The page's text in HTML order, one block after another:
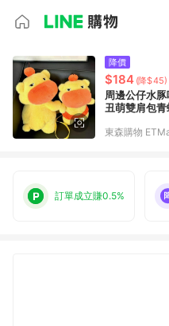
降價
$184 (降$45)
周邊公仔水
丑萌雙肩包
東森購物
訂單成立賺0.5%